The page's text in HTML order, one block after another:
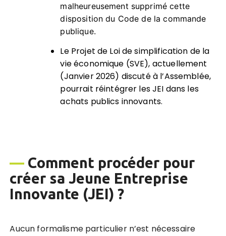
malheureusement supprimé cette
disposition du Code de la commande
publique.
Le Projet de Loi de simplification de la
vie économique (SVE), actuellement
(Janvier 2026) discuté à l’Assemblée,
pourrait réintégrer les JEI dans les
achats publics innovants.
— Comment procéder pour
créer sa Jeune Entreprise
Innovante (JEI) ?
Aucun formalisme particulier n’est nécessaire